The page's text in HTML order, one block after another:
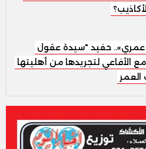
حفيد "سيدة عقول
الأفاعي لتجريدها من أهليتها
العمر